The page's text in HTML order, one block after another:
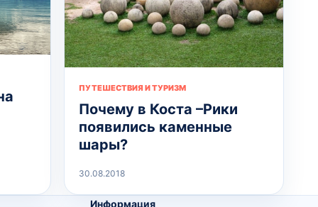
ПУТЕШЕСТВИЯ И ТУРИЗМ
Почему в Коста –Рики
появились каменные
шары?
30.08.2018
Информация